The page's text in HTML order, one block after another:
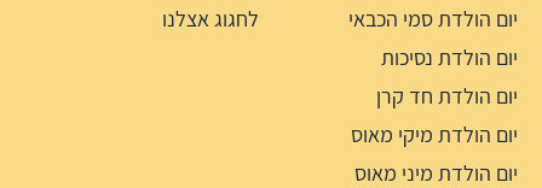
יום הולדת סמי הכבאי
יום הולדת נסיכות
יום הולדת חד קרן
יום הולדת מיקי מאוס
יום הולדת מיני מאוס
לחגוג אצלנו